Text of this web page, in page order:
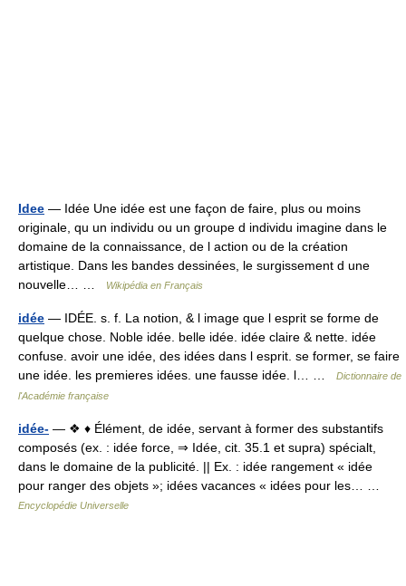
Idee — Idée Une idée est une façon de faire, plus ou moins
originale, qu un individu ou un groupe d individu imagine dans le
domaine de la connaissance, de l action ou de la création
artistique. Dans les bandes dessinées, le surgissement d une
nouvelle… …
Wikipédia en Français
idée — IDÉE. s. f. La notion, & l image que l esprit se forme de
quelque chose. Noble idée. belle idée. idée claire & nette. idée
confuse. avoir une idée, des idées dans l esprit. se former, se faire
une idée. les premieres idées. une fausse idée. l… …
Dictionnaire de
l'Académie française
idée- — ❖ ♦ Élément, de idée, servant à former des substantifs
composés (ex. : idée force, ⇒ Idée, cit. 35.1 et supra) spécialt,
dans le domaine de la publicité. || Ex. : idée rangement « idée
pour ranger des objets »; idées vacances « idées pour les… …
Encyclopédie Universelle